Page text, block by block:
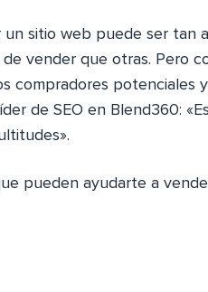
un sitio web puede ser tan
vender que otras. Pero
compradores potenciales
de SEO en Blend360:
pueden ayudarte a